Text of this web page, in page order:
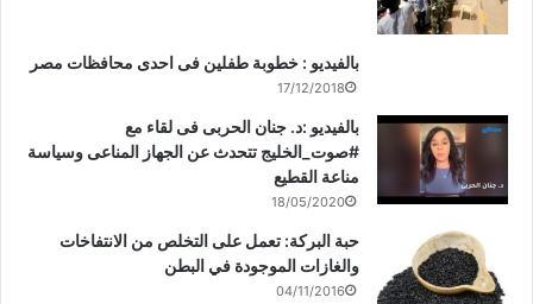
بالفيديو : خطوبة طفلين فى احدى محافظات مصر
17/12/2018
بالفيديو :د. جنان الحربى فى لقاء مع
#صوت_الخليج تتحدث عن الجهاز المناعى وسياسة
مناعة القطيع
18/05/2020
حبة البركة: تعمل على التخلص من الانتفاخات
والغازات الموجودة في البطن
04/11/2016